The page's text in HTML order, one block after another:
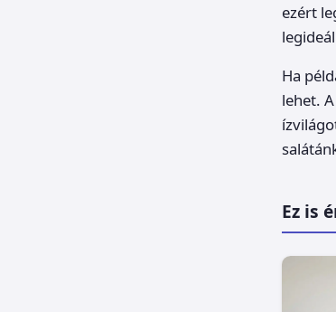
ezért
Ha
lehet.
Ez is